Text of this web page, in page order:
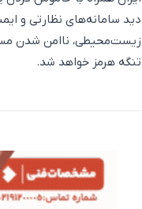
دید سامانه‌های نظارتی و
زیست‌محیطی، ناامن شدن
تنگه هرمز خواهد شد.